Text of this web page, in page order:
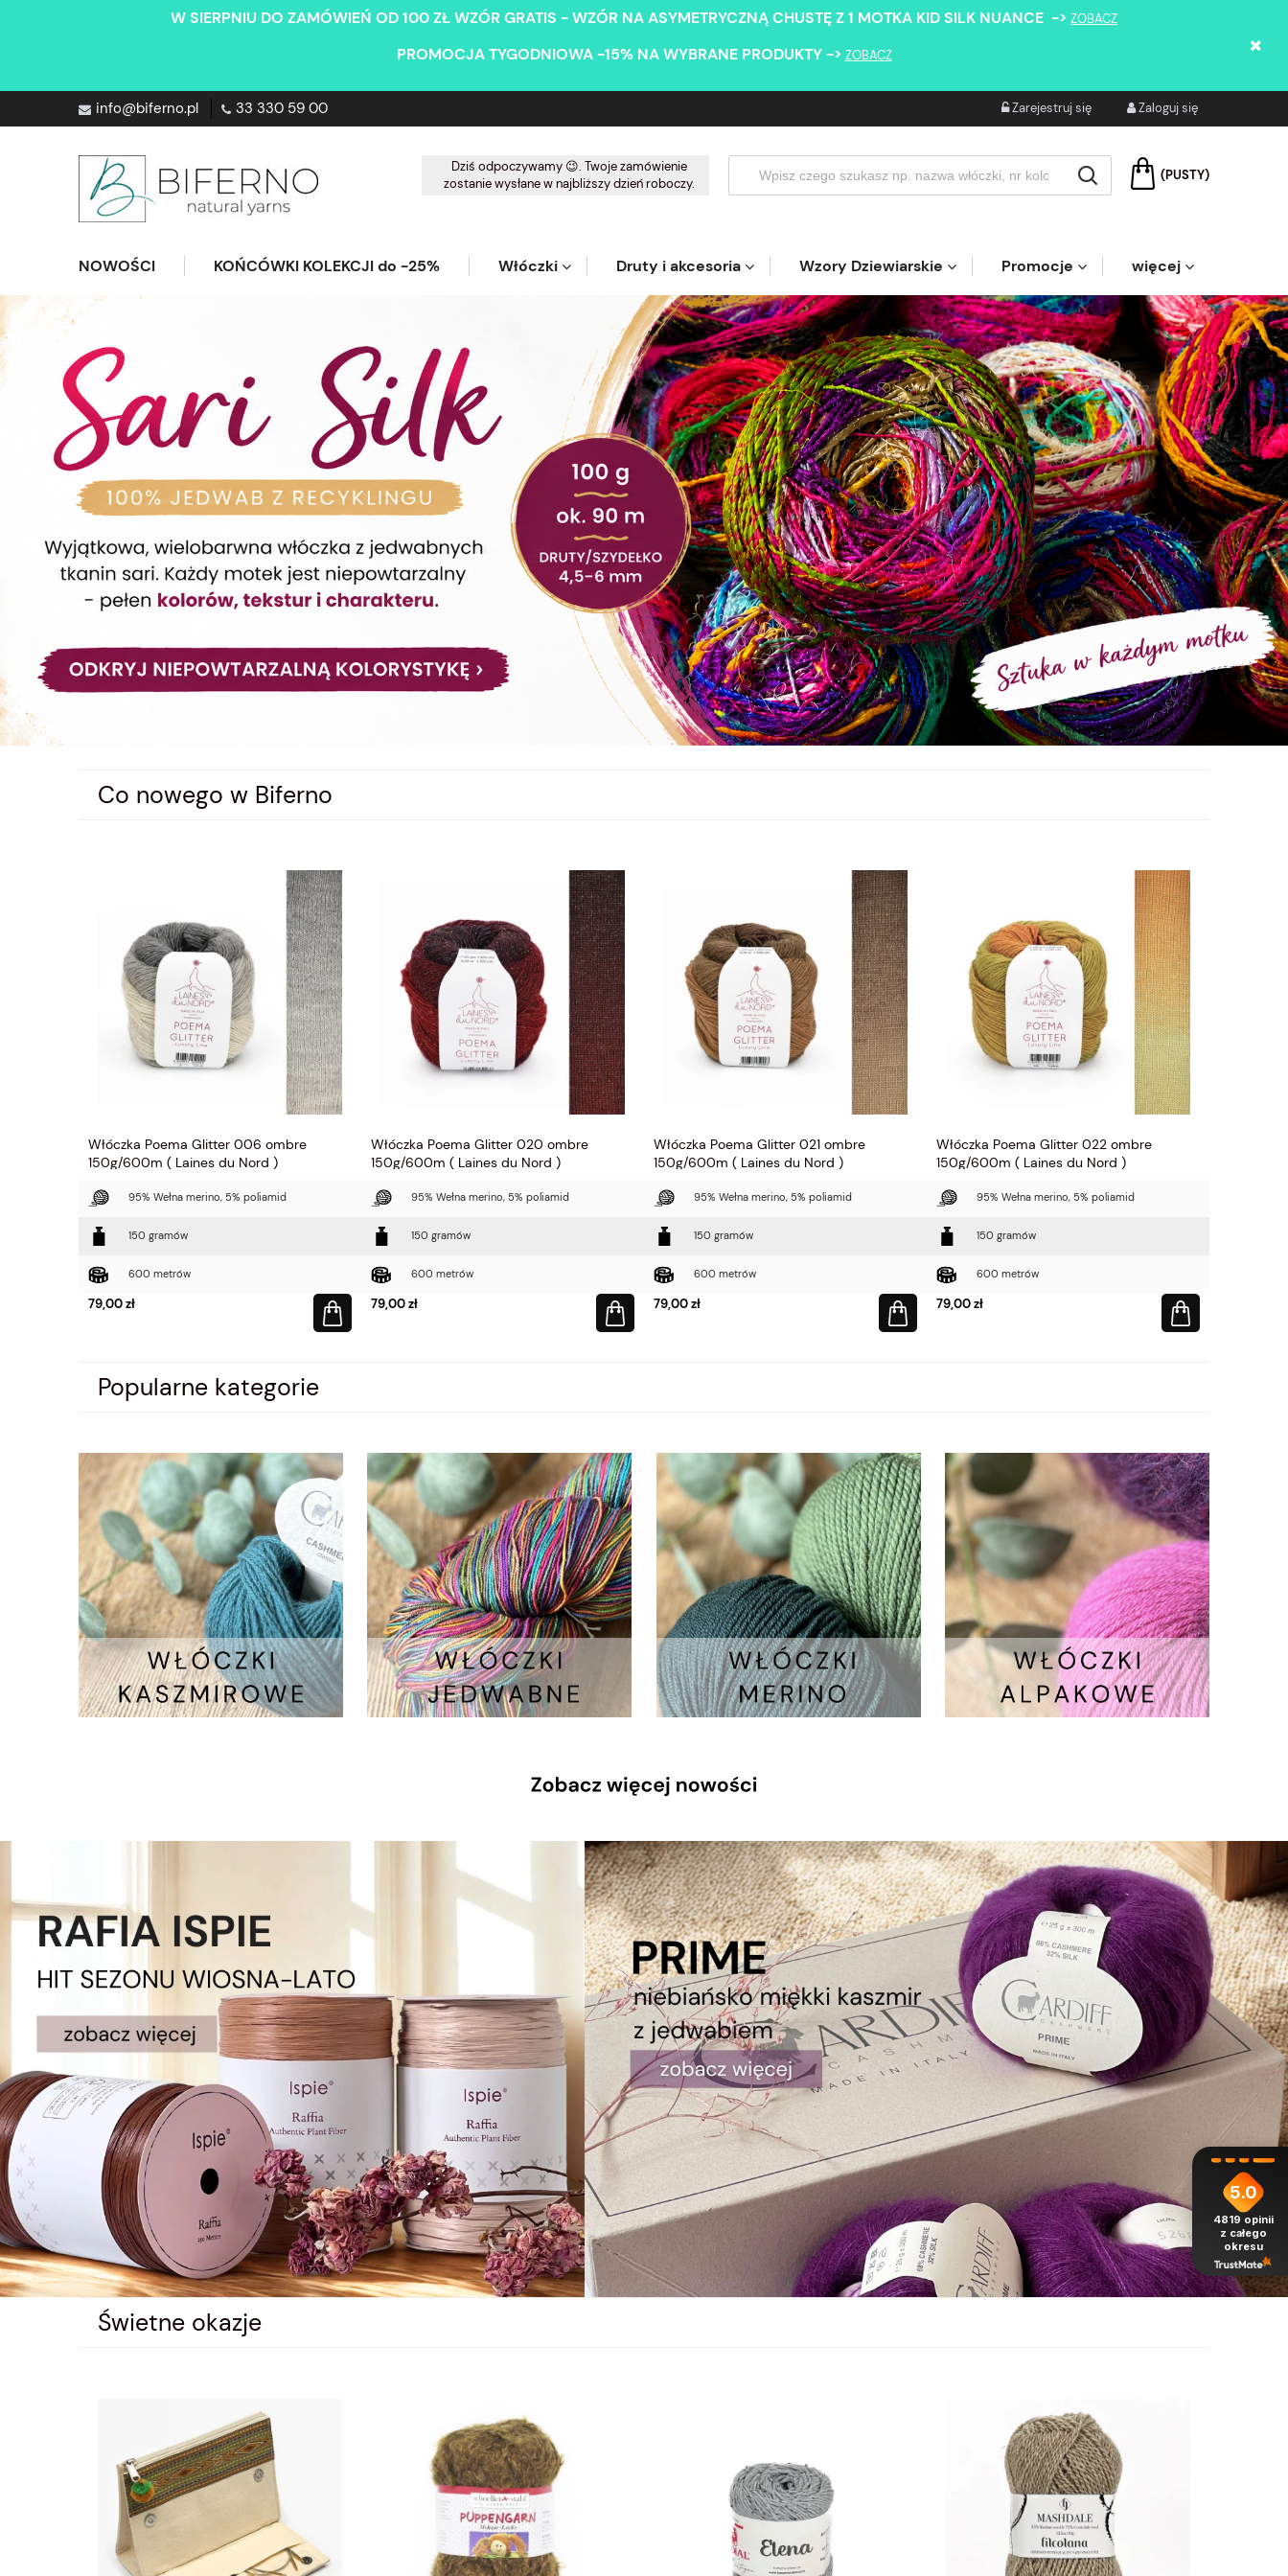
W SIERPNIU DO ZAMÓWIEŃ OD 100 ZŁ WZÓR GRATIS - WZÓR NA ASYMETRYCZNĄ CHUSTĘ Z 1 MOTKA KID SILK NUANCE -> ZOBACZ
PROMOCJA TYGODNIOWA -15% NA WYBRANE PRODUKTY -> ZOBACZ
info@biferno.pl 33 330 59 00 Zarejestruj się Zaloguj się
(PUSTY)
Dziś odpoczywamy 😉. Twoje zamówienie
zostanie wysłane w najbliższy dzień roboczy.
NOWOŚCI KOŃCÓWKI KOLEKCJI do -25% Włóczki Druty i akcesoria Wzory Dziewiarskie Promocje więcej
Co nowego w Biferno
Włóczka Poema Glitter 006 ombre
150g/600m ( Laines du Nord )
95% Wełna merino, 5% poliamid
150 gramów
600 metrów
79,00 zł
Włóczka Poema Glitter 020 ombre
150g/600m ( Laines du Nord )
95% Wełna merino, 5% poliamid
150 gramów
600 metrów
79,00 zł
Włóczka Poema Glitter 021 ombre
150g/600m ( Laines du Nord )
95% Wełna merino, 5% poliamid
150 gramów
600 metrów
79,00 zł
Włóczka Poema Glitter 022 ombre
150g/600m ( Laines du Nord )
95% Wełna merino, 5% poliamid
150 gramów
600 metrów
79,00 zł
Popularne kategorie
Świetne okazje
5.0
4819 opinii
z całego
okresu